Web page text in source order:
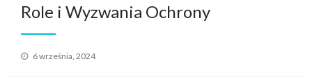
Role i Wyzwania Ochrony
Opublikowane
6 września, 2024